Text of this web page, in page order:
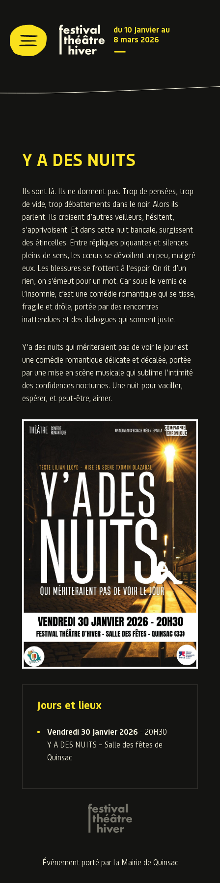
du 10 Janvier au
8 mars 2026
Y A DES NUITS
Ils sont là. Ils ne dorment pas. Trop de pensées, trop
de vide, trop débattements dans le noir. Alors ils
parlent. Ils croisent d’autres veilleurs, hésitent,
s’apprivoisent. Et dans cette nuit bancale, surgissent
des étincelles. Entre répliques piquantes et silences
pleins de sens, les cœurs se dévoilent un peu, malgré
eux. Les blessures se frottent à l’espoir. On rit d’un
rien, on s’émeut pour un mot. Car sous le vernis de
l’insomnie, c’est une comédie romantique qui se tisse,
fragile et drôle, portée par des rencontres
inattendues et des dialogues qui sonnent juste.
Y’a des nuits qui mériteraient pas de voir le jour est
une comédie romantique délicate et décalée, portée
par une mise en scène musicale qui sublime l’intimité
des confidences nocturnes. Une nuit pour vaciller,
espérer, et peut-être, aimer.
Jours et lieux
Vendredi 30 Janvier 2026 - 20H30
Y A DES NUITS – Salle des fêtes de
Quinsac
Événement porté par la Mairie de Quinsac